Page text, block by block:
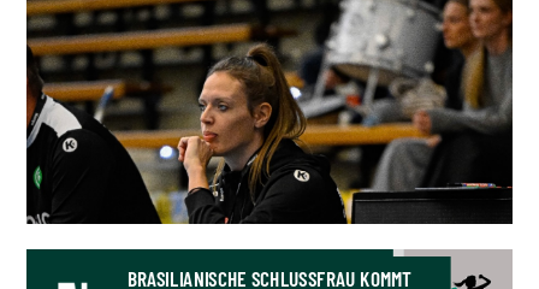
BRASILIANISCHE SCHLUSSFRAU KOMMT